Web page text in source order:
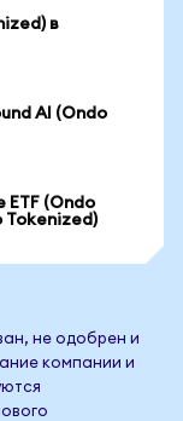
в
AI (Ondo
ETF (Ondo
Tokenized)
не одобрен и
компании и